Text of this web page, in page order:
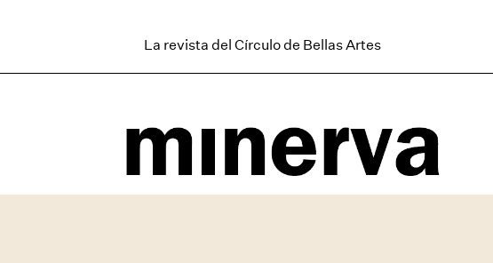
La revista del Círculo de Bellas Artes